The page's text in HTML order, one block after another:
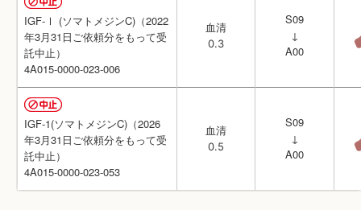
IGF-Ⅰ (ソマトメジンC)（2022
年3月31日ご依頼分をもって受
託中止）
4A015-0000-023-006
血清
0.3
S09
↓
A00
IGF-1(ソマトメジンC)（2026
年3月31日ご依頼分をもって受
託中止）
4A015-0000-023-053
血清
0.5
S09
↓
A00
IGF-Ⅰ (ソマトメジンC)（2022
年3月31日ご依頼分をもって受
託中止）
4A015-0000-023-006
血清
0.3
S09
↓
A00
IGF-1(ソマトメジンC)（2026
年3月31日ご依頼分をもって受
託中止）
4A015-0000-023-053
血清
0.5
S09
↓
A00